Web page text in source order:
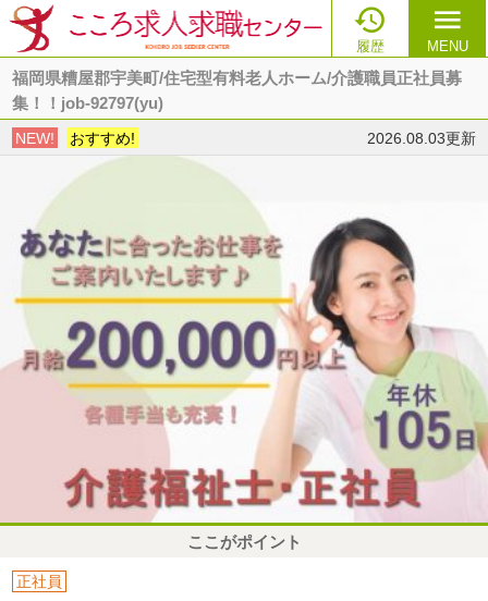

履歴
menu
MENU
福岡県糟屋郡宇美町/住宅型有料老人ホーム/介護職員正社員募
集！！job-92797(yu)
NEW! おすすめ! 2026.08.03更新
ここがポイント
正社員